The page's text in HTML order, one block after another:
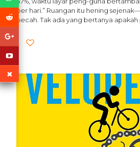
per hari.” Ruangan itu hening
pecah. Tak ada yang bertanya